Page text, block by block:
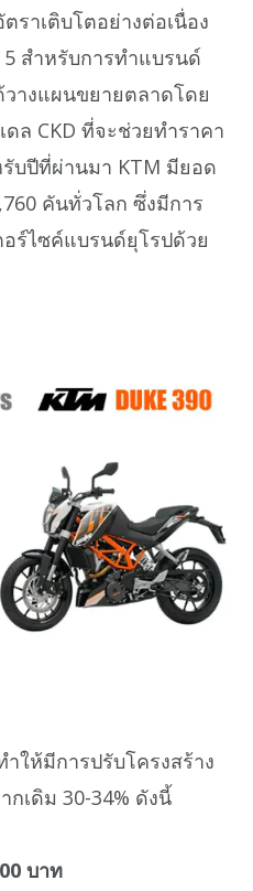
ราเติบโตอย่างต่อเนื่อง
สำหรับการทำแบรนด์
วางแผนขยายตลาดโดย
ดล CKD ที่จะช่วยทำราคา
บปีที่ผ่านมา KTM มียอด
คันทั่วโลก ซึ่งมีการ
ร์ไซค์แบรนด์ยุโรปด้วย
ให้มีการปรับโครงสร้าง
เดิม 30-34% ดังนี้
บาท